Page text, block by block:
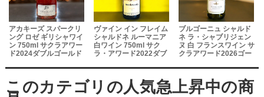
アカキーズ スパークリ
ング ロゼ ギリシャワイ
ン 750ml サクラアワー
ド2024ダブルゴールド
ヴァイン イン フレイム
シャルドネ ルーマニア
白ワイン 750ml サク
ラ・アワード2022ダブ
ブルゴーニュ シャルド
ネ ラ・シャブリジェン
ヌ 白 フランスワイン サ
クラアワード2026ゴー